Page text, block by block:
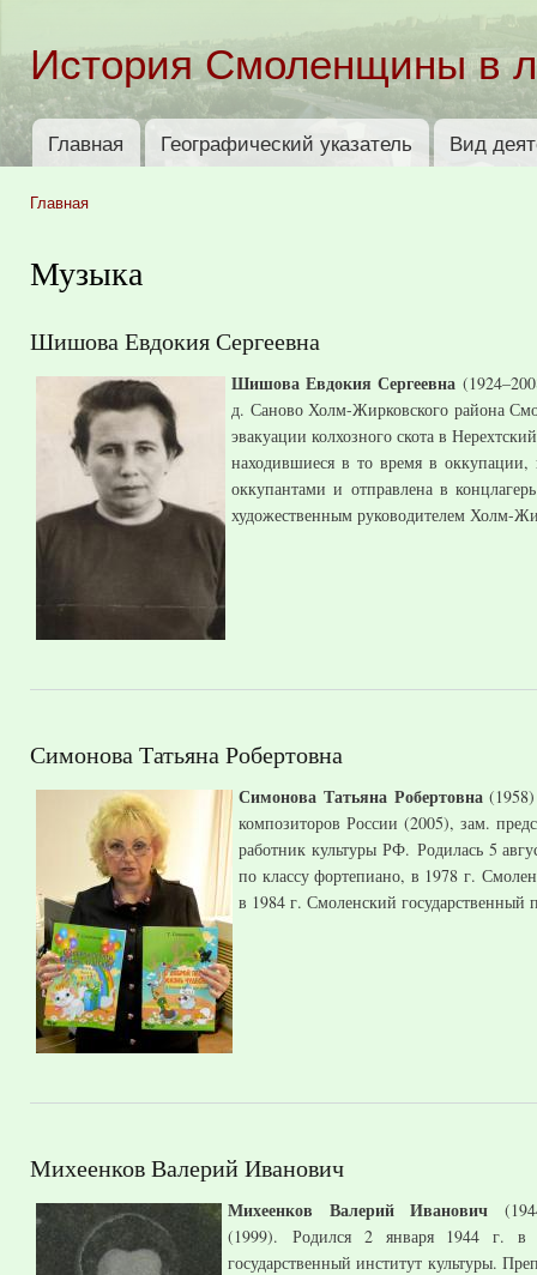
История Смоленщины в
Главное меню
Главная Географический указатель Вид
Главная
Музыка
Шишова Евдокия Сергеевна
Шишова Евдокия Сергеевна
д. Саново Холм-Жирковского района
эвакуации колхозного скота в
находившиеся в то время в оккупации,
оккупантами и отправлена в
художественным руководителем Холм-
Симонова Татьяна Робертовна
Симонова Татьяна Робертовна(1958)
композиторов России (2005), зам.
работник культуры РФ. Родилась 5
по классу фортепиано, в 1978 г.
в 1984 г. Смоленский государственный
Михеенков Валерий Иванович
Михеенков Валерий Иванович
(1999). Родился 2 января 1944 г. в
государственный институт культуры.